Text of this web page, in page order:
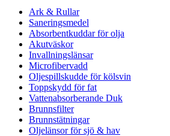
Ark & Rullar
Saneringsmedel
Absorbentkuddar för olja
Akutväskor
Invallningslänsar
Microfibervadd
Oljespillskudde för kölsvin
Toppskydd för fat
Vattenabsorberande Duk
Brunnsfilter
Brunnstätningar
Oljelänsor för sjö & hav